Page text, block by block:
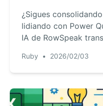
frase.
¿Sigues
lidiando con Power
IA de RowSpeak
ahorrándote horas
Ruby • 2026/02/03